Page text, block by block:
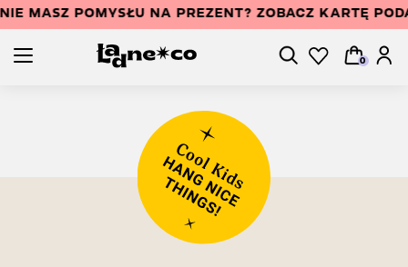
NIE MASZ POMYSŁU NA PREZENT? ZOBACZ KARTĘ
0